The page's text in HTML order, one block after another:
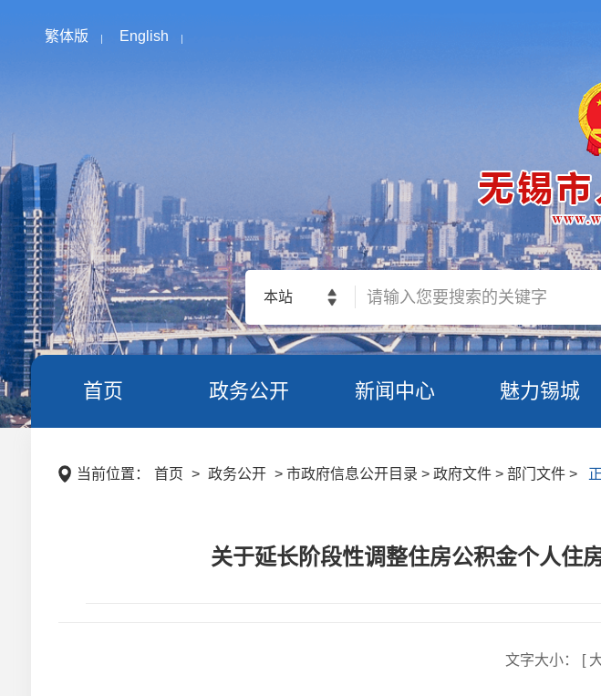
繁体版 English
本站
首页 政务公开 新闻中心 魅力锡城
当前位置： 首页 > 政务公开 > 市政府信息公开目录 > 政府文件 > 部门文件 >
关于延长阶段性调整住房公积金个人住
文字大小： [